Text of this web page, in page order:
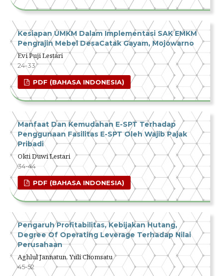
Kesiapan UMKM Dalam Implementasi SAK EMKM
Pengrajin Mebel DesaCatak Gayam, Mojowarno
Evi Puji Lestari
24-33
PDF (BAHASA INDONESIA)
Manfaat Dan Kemudahan E-SPT Terhadap
Penggunaan Fasilitas E-SPT Oleh Wajib Pajak
Pribadi
Okti Duwi Lestari
34-44
PDF (BAHASA INDONESIA)
Pengaruh Profitabilitas, Kebijakan Hutang,
Degree Of Operating Leverage Terhadap Nilai
Perusahaan
Aghlul Jannatun, Yuli Chomsatu
45-52